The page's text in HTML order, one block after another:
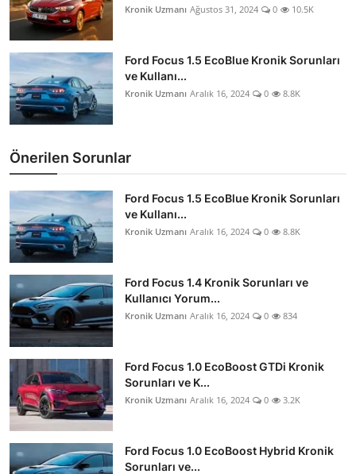
Kronik Uzmanı Ağustos 31, 2024 0 10.5K
Ford Focus 1.5 EcoBlue Kronik Sorunları
ve Kullanı...
Kronik Uzmanı Aralık 16, 2024 0 8.8K
Önerilen Sorunlar
Ford Focus 1.5 EcoBlue Kronik Sorunları
ve Kullanı...
Kronik Uzmanı Aralık 16, 2024 0 8.8K
Ford Focus 1.4 Kronik Sorunları ve
Kullanıcı Yorum...
Kronik Uzmanı Aralık 16, 2024 0 834
Ford Focus 1.0 EcoBoost GTDi Kronik
Sorunları ve K...
Kronik Uzmanı Aralık 16, 2024 0 3.2K
Ford Focus 1.0 EcoBoost Hybrid Kronik
Sorunları ve...